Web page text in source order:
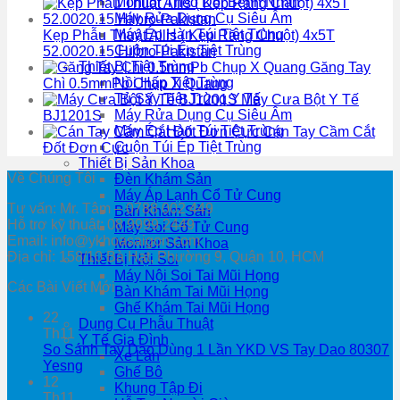
Máy Rửa Dụng Cụ Siêu Âm
Máy Ép Hàn Túi Tiệt Trùng
Cuộn Túi Ép Tiệt Trùng
Thiết Bị Tiệt Trùng
Nồi Hấp Tiệt Trùng
Tủ Sấy Tiệt Trùng Y Tế
Máy Rửa Dụng Cụ Siêu Âm
Máy Ép Hàn Túi Tiệt Trùng
Cuộn Túi Ép Tiệt Trùng
Thiết Bị Sản Khoa
Đèn Khám Sản
Máy Áp Lạnh Cổ Tử Cung
Bàn Khám Sản
Máy Soi Cổ Tử Cung
Monitor Sản Khoa
Thiết Bị Nội Soi
Máy Nội Soi Tai Mũi Họng
Bàn Khám Tai Mũi Họng
Ghế Khám Tai Mũi Họng
Dụng Cụ Phẫu Thuật
Y Tế Gia Đình
Xe Lăn
Ghế Bô
Khung Tập Đi
Kẹp Phẫu Thuật Allis ( Kẹp Răng Chuột) 4x5T
52.0020.15 Hilbro-Pakistan
Găng Tay
Chì 0.5mmPb Chụp X Quang
Máy Cưa Bột Y Tế
BJ1201S
Cán Tay Cầm Cắt
Đốt Đơn Cực
Về Chúng Tôi
Tư vấn: Mr. Tâm – 0788 002 449
Hỗ trợ kỹ thuật: 08 9999 2449
Email: info@ykhoasaigon.com
Địa chỉ: 158/10 Bà Hạt, Phường 9, Quận 10, HCM
Các Bài Viết Mới
22
Th11
So Sánh Tay Dao Dùng 1 Lần YKD VS Tay Dao 80307
Yesng
12